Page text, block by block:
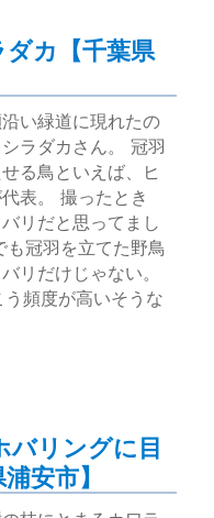
カ【千葉県
い緑道に現れたの
ラダカさん。 冠羽
る鳥といえば、ヒ
表。 撮ったとき
リだと思ってまし
も冠羽を立てた野鳥
リだけじゃない。
頻度が高いそうな
県浦安市】” の
バリングに目
安市】